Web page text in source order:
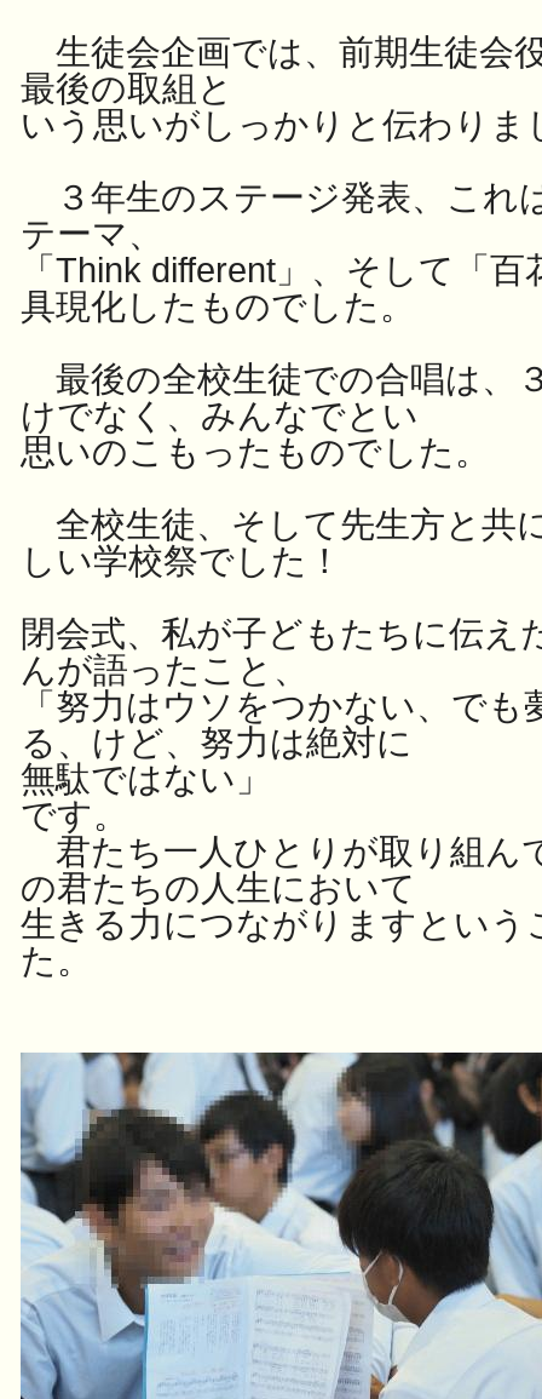
生徒会企画では、前期生徒会
最後の取組と
いう思いがしっかりと伝わりま
３年生のステージ発表、これ
テーマ、
「Think different」、そして「
具現化したものでした。
最後の全校生徒での合唱は、
けでなく、みんなでとい
思いのこもったものでした。
全校生徒、そして先生方と共
しい学校祭でした！
閉会式、私が子どもたちに伝え
んが語ったこと、
「努力はウソをつかない、で
る、けど、努力は絶対に
無駄ではない」
です。
君たち一人ひとりが取り組ん
の君たちの人生において
生きる力につながりますという
た。